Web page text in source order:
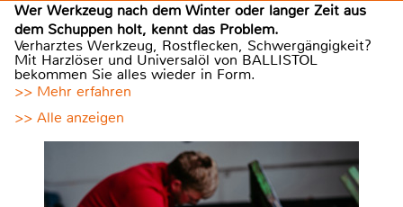
Wer Werkzeug nach dem Winter oder langer Zeit aus
dem Schuppen holt, kennt das Problem.
Verharztes Werkzeug, Rostflecken, Schwergängigkeit?
Mit Harzlöser und Universalöl von BALLISTOL
bekommen Sie alles wieder in Form.
>> Mehr erfahren
>> Alle anzeigen